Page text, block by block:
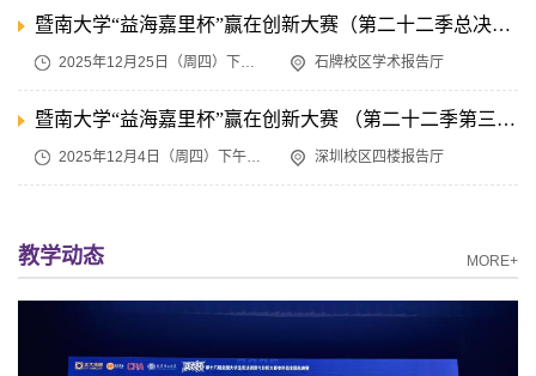
暨南大学“益海嘉里杯”赢在创新大赛（第二十二季总决赛）比赛通知
2025年12月25日（周四）下午2:30 石牌校区学术报告厅
暨南大学“益海嘉里杯”赢在创新大赛 （第二十二季第三期）比赛通知
2025年12月4日（周四）下午2:30 深圳校区四楼报告厅
教学动态 MORE+